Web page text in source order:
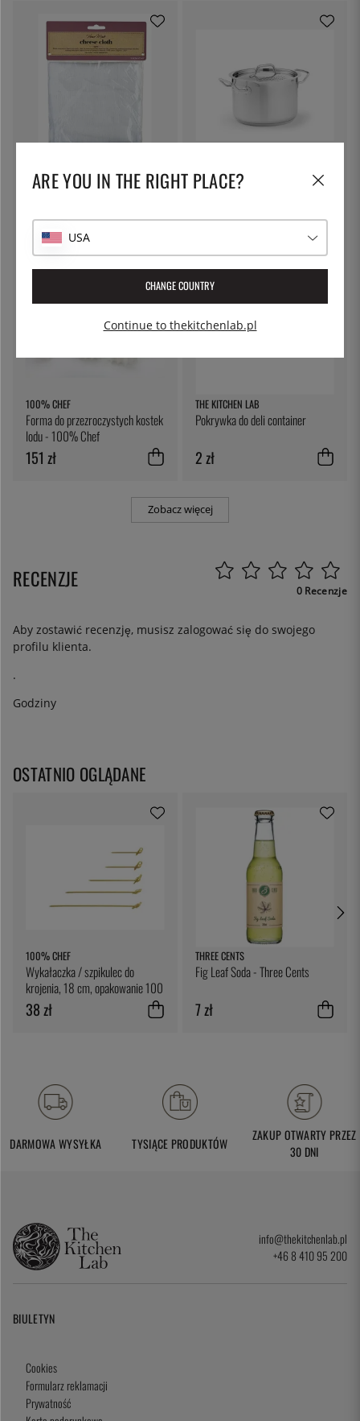
Płótno do sera, do odciskania -
Kitchen Craft
30 zł
Garnek do makaronu z pokrywką
z blokadą, 5 l - Patina
227 zł
100% CHEF
Forma do przezroczystych kostek
lodu - 100% Chef
151 zł
THE KITCHEN LAB
Pokrywka do deli container
2 zł
Zobacz więcej
RECENZJE 0 Recenzje
Aby zostawić recenzję, musisz zalogować się do swojego
profilu klienta.
.
Godziny
OSTATNIO OGLĄDANE
100% CHEF
Wykałaczka / szpikulec do
krojenia, 18 cm, opakowanie 100
sztuk - 100% Chef
38 zł
THREE CENTS
Fig Leaf Soda - Three Cents
7 zł
DARMOWA WYSYŁKA TYSIĄCE PRODUKTÓW
ZAKUP OTWARTY PRZEZ
30 DNI
info@thekitchenlab.pl
+46 8 410 95 200
BIULETYN
Cookies
Formularz reklamacji
Prywatność
ARE YOU IN THE RIGHT PLACE?
USA
CHANGE COUNTRY
Continue to thekitchenlab.pl